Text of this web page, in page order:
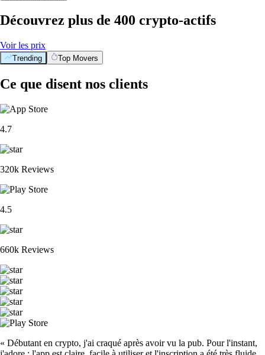
Découvrez plus de 400 crypto-actifs
Voir les prix
Trending Top Movers
Ce que disent nos clients
4.7
320k Reviews
4.5
660k Reviews
« Débutant en crypto, j'ai craqué après avoir vu la pub. Pour l'instant,